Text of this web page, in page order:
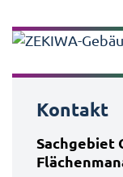
Kontakt
Sachgebiet